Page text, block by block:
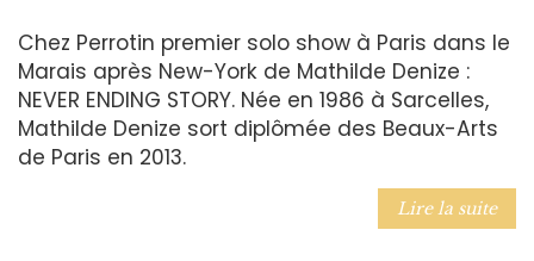
Chez Perrotin premier solo show à Paris dans le
Marais après New-York de Mathilde Denize :
NEVER ENDING STORY. Née en 1986 à Sarcelles,
Mathilde Denize sort diplômée des Beaux-Arts
de Paris en 2013.
Lire la suite